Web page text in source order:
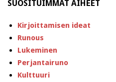
SUOSITUIMMAT AIHEET
Kirjoittamisen ideat
Runous
Lukeminen
Perjantairuno
Kulttuuri